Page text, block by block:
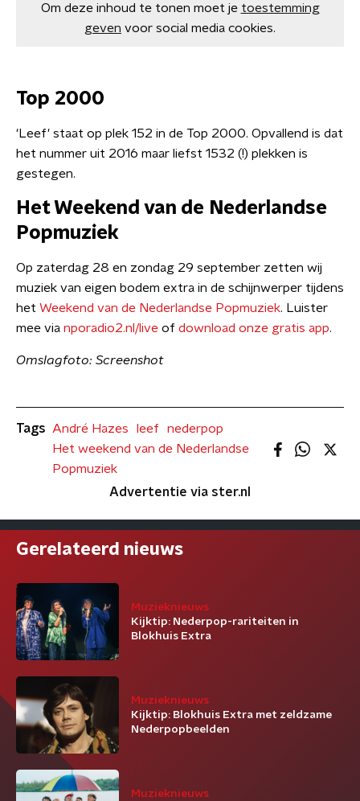
Om deze inhoud te tonen moet je toestemming
geven voor social media cookies.
Top 2000
'Leef' staat op plek 152 in de Top 2000. Opvallend is dat
het nummer uit 2016 maar liefst 1532 (!) plekken is
gestegen.
Het Weekend van de Nederlandse
Popmuziek
Op zaterdag 28 en zondag 29 september zetten wij
muziek van eigen bodem extra in de schijnwerper tijdens
het Weekend van de Nederlandse Popmuziek. Luister
mee via nporadio2.nl/live of download onze gratis app.
Omslagfoto: Screenshot
Tags André Hazes leef
nederpop
Het weekend van de Nederlandse
Popmuziek
Advertentie via ster.nl
Gerelateerd nieuws
Muzieknieuws
Kijktip: Nederpop-rariteiten in
Blokhuis Extra
Muzieknieuws
Kijktip: Blokhuis Extra met zeldzame
Nederpopbeelden
Muzieknieuws